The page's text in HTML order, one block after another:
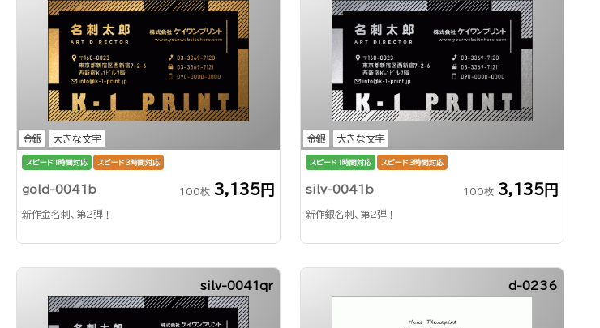
金銀 大きな文字
スピード1時間対応 スピード3時間対応
gold-0041b 100枚 3,135円
新作金名刺、第2弾！
金銀 大きな文字
スピード1時間対応 スピード3時間対応
silv-0041b 100枚 3,135円
新作銀名刺、第2弾！
silv-0041qr d-0236